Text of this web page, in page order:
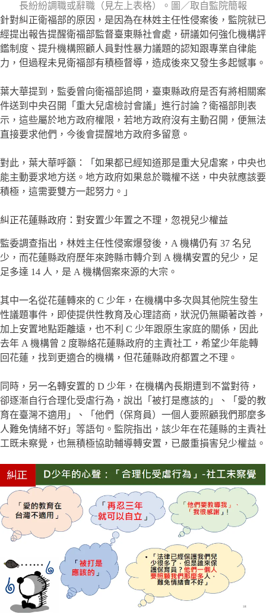
長紛紛調職或辭職（見左上表格）。圖／取自監院簡報
針對糾正衛福部的原因，是因為在林姓主任性侵案後，監院就已
經提出報告提醒衛福部監督臺東縣社會處，研議如何強化機構評
鑑制度、提升機構照顧人員對性暴力議題的認知跟專業自律能
力，但過程未見衛福部有積極督導，造成後來又發生多起憾事。
葉大華提到，監委曾向衛福部追問，臺東縣政府是否有將相關案
件送到中央召開「重大兒虐檢討會議」進行討論？衛福部則表
示，這些屬於地方政府權限，若地方政府沒有主動召開，便無法
直接要求他們，今後會提醒地方政府多留意。
對此，葉大華呼籲：「如果都已經知道那是重大兒虐案，中央也
能主動要求地方送。地方政府如果怠於職權不送，中央就應該要
積極，這需要雙方一起努力。」
糾正花蓮縣政府：對安置少年置之不理，忽視兒少權益
監委調查指出，林姓主任性侵案爆發後，A 機構仍有 37 名兒
少，而花蓮縣政府歷年來跨縣市轉介到 A 機構安置的兒少，足
足多達 14 人，是 A 機構個案來源的大宗。
其中一名從花蓮轉來的 C 少年，在機構中多次與其他院生發生
性議題事件，即使提供性教育及心理諮商，狀況仍無顯著改善，
加上安置地點距離遠，也不利 C 少年跟原生家庭的關係，因此
去年 A 機構曾 2 度聯絡花蓮縣政府的主責社工，希望少年能轉
回花蓮，找到更適合的機構，但花蓮縣政府都置之不理。
同時，另一名轉安置的 D 少年，在機構內長期遭到不當對待，
卻逐漸自行合理化受虐行為，說出「被打是應該的」、「愛的教
育在臺灣不適用」、「他們（保育員）一個人要照顧我們那麼多
人難免情緒不好」等語句。監院指出，該少年在花蓮縣的主責社
工既未察覺，也無積極協助輔導轉安置，已嚴重損害兒少權益。